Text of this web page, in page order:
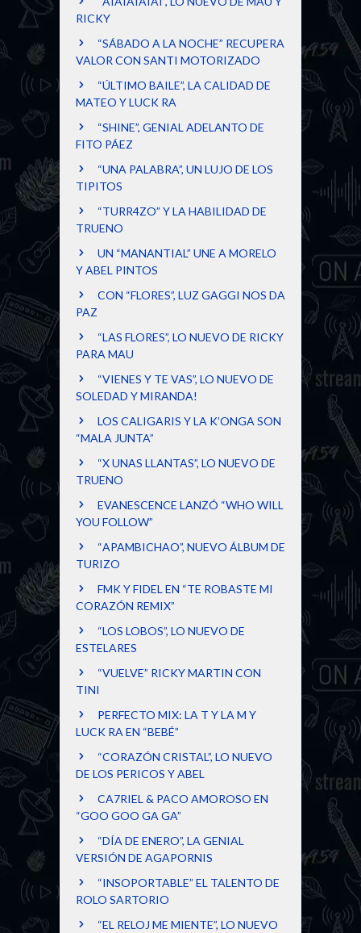
RICKY
“SÁBADO A LA NOCHE” RECUPERA
VALOR CON SANTI MOTORIZADO
“ÚLTIMO BAILE”, LA CALIDAD DE
MATEO Y LUCK RA
“SHINE”, GENIAL ADELANTO DE
FITO PÁEZ
“UNA PALABRA”, UN LUJO DE LOS
TIPITOS
“TURR4ZO” Y LA HABILIDAD DE
TRUENO
UN “MANANTIAL” UNE A MORELO
Y ABEL PINTOS
CON “FLORES”, LUZ GAGGI NOS DA
PAZ
“LAS FLORES”, LO NUEVO DE RICKY
PARA MAU
“VIENES Y TE VAS”, LO NUEVO DE
SOLEDAD Y MIRANDA!
LOS CALIGARIS Y LA K’ONGA SON
“MALA JUNTA”
“X UNAS LLANTAS”, LO NUEVO DE
TRUENO
EVANESCENCE LANZÓ “WHO WILL
YOU FOLLOW”
“APAMBICHAO”, NUEVO ÁLBUM DE
TURIZO
FMK Y FIDEL EN “TE ROBASTE MI
CORAZÓN REMIX”
“LOS LOBOS”, LO NUEVO DE
ESTELARES
“VUELVE” RICKY MARTIN CON
TINI
PERFECTO MIX: LA T Y LA M Y
LUCK RA EN “BEBÉ”
“CORAZÓN CRISTAL”, LO NUEVO
DE LOS PERICOS Y ABEL
CA7RIEL & PACO AMOROSO EN
“GOO GOO GA GA”
“DÍA DE ENERO”, LA GENIAL
VERSIÓN DE AGAPORNIS
“INSOPORTABLE” EL TALENTO DE
ROLO SARTORIO
“EL RELOJ ME MIENTE”, LO NUEVO